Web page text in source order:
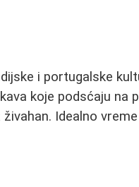
i portugalske
koje podsćaju na
Idealno